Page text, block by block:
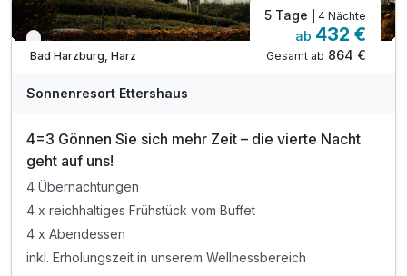
Nur noch bis Oktober
Bad Harzburg, Harz
5 Tage | 4 Nächte
ab 432 €
Gesamt ab 864 €
Sonnenresort Ettershaus
4=3 Gönnen Sie sich mehr Zeit – die vierte Nacht
geht auf uns!
4 Übernachtungen
4 x reichhaltiges Frühstück vom Buffet
4 x Abendessen
inkl. Erholungszeit in unserem Wellnessbereich